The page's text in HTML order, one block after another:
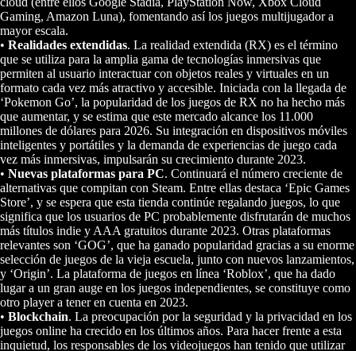
Gaming, Amazon Luna), fomentando así los juegos multijugador a
mayor escala.
• Realidades extendidas. La realidad extendida (RX) es el término
que se utiliza para la amplia gama de tecnologías inmersivas que
permiten al usuario interactuar con objetos reales y virtuales en un
formato cada vez más atractivo y accesible. Iniciada con la llegada de
‘Pokemon Go’, la popularidad de los juegos de RX no ha hecho más
que aumentar, y se estima que este mercado alcance los 11.000
millones de dólares para 2026. Su integración en dispositivos móviles
inteligentes y portátiles y la demanda de experiencias de juego cada
vez más inmersivas, impulsarán su crecimiento durante 2023.
• Nuevas plataformas para PC. Continuará el número creciente de
alternativas que compitan con Steam. Entre ellas destaca ‘Epic Games
Store’, y se espera que esta tienda continúe regalando juegos, lo que
significa que los usuarios de PC probablemente disfrutarán de muchos
más títulos indie y AAA gratuitos durante 2023. Otras plataformas
relevantes son ‘GOG’, que ha ganado popularidad gracias a su enorme
selección de juegos de la vieja escuela, junto con nuevos lanzamientos,
y ‘Origin’. La plataforma de juegos en línea ‘Roblox’, que ha dado
lugar a un gran auge en los juegos independientes, se constituye como
otro player a tener en cuenta en 2023.
• Blockchain. La preocupación por la seguridad y la privacidad en los
juegos online ha crecido en los últimos años. Para hacer frente a esta
inquietud, los responsables de los videojuegos han tenido que utilizar